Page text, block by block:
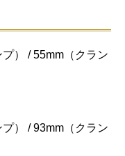
ョ
） / 55mm（クラン
） / 93mm（クラン